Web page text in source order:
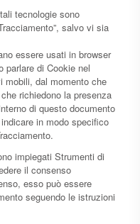
tecnologie sono
salvo vi sia
essere usati in browser
parlare di Cookie nel
mobili, dal momento che
richiedono la presenza
di questo documento
in modo specifico
impiegati Strumenti di
il consenso
esso può essere
seguendo le istruzioni